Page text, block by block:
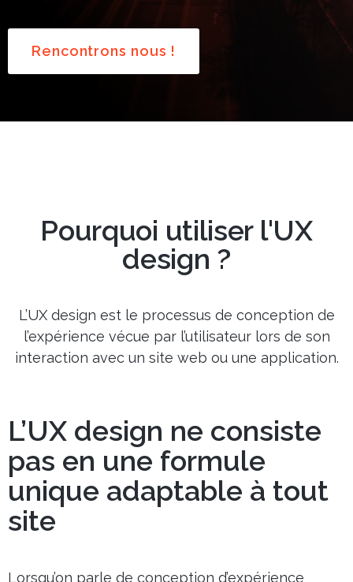
Rencontrons nous !
Pourquoi utiliser l'UX
design ?
L’UX design est le processus de conception de
l’expérience vécue par l’utilisateur lors de son
interaction avec un site web ou une application.
L’UX design ne consiste
pas en une formule
unique adaptable à tout
site
Lorsqu’on parle de conception d’expérience